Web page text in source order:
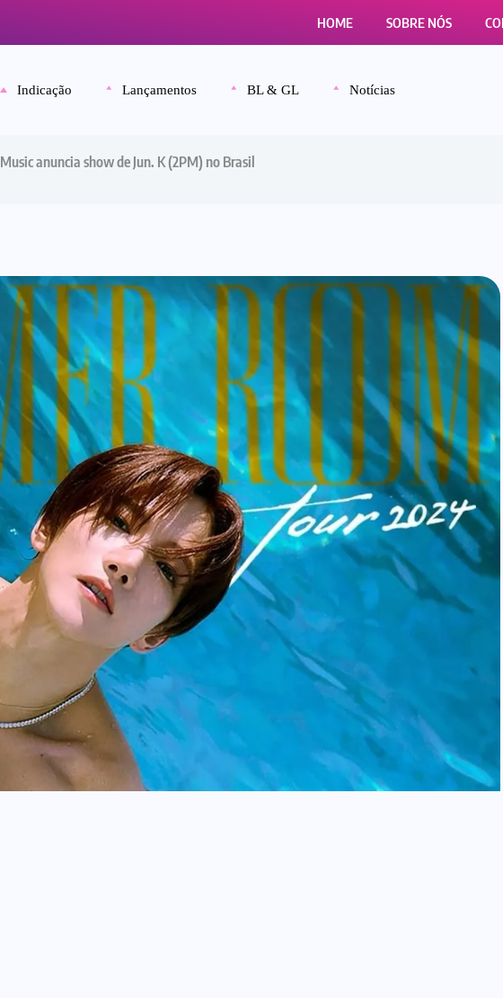
HOME SOBRE NÓS
Indicação Lançamentos BL & GL Notícias
anuncia show de Jun. K (2PM) no Brasil